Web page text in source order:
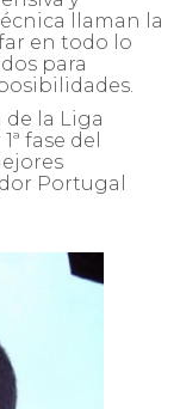
llaman la
en todo lo
para
la Liga
fase del
Portugal